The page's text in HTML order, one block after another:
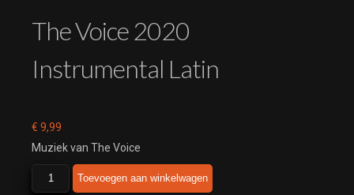
The Voice 2020
Instrumental Latin
€ 9,99
Muziek van The Voice
The
Voice
Toevoegen aan winkelwagen